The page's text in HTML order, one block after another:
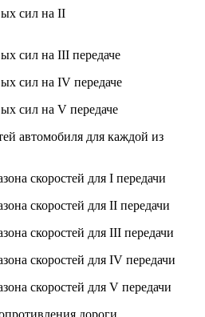
сил на II
сил на III передаче
сил на IV передаче
сил на V передаче
автомобиля для каждой из
скоростей для I передачи
скоростей для II передачи
скоростей для III передачи
скоростей для IV передачи
скоростей для V передачи